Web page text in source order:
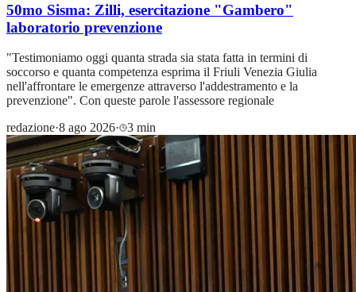
50mo Sisma: Zilli, esercitazione "Gambero"
laboratorio prevenzione
"Testimoniamo oggi quanta strada sia stata fatta in termini di
soccorso e quanta competenza esprima il Friuli Venezia Giulia
nell'affrontare le emergenze attraverso l'addestramento e la
prevenzione". Con queste parole l'assessore regionale
redazione·8 ago 2026· 3 min